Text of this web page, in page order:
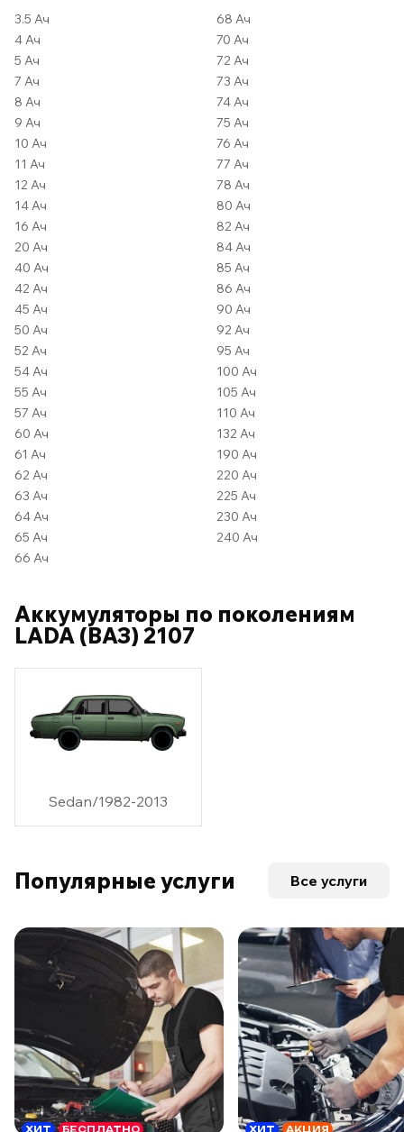
3.5 Ач
4 Ач
5 Ач
7 Ач
8 Ач
9 Ач
10 Ач
11 Ач
12 Ач
14 Ач
16 Ач
20 Ач
40 Ач
42 Ач
45 Ач
50 Ач
52 Ач
54 Ач
55 Ач
57 Ач
60 Ач
61 Ач
62 Ач
63 Ач
64 Ач
65 Ач
66 Ач
68 Ач
70 Ач
72 Ач
73 Ач
74 Ач
75 Ач
76 Ач
77 Ач
78 Ач
80 Ач
82 Ач
84 Ач
85 Ач
86 Ач
90 Ач
92 Ач
95 Ач
100 Ач
105 Ач
110 Ач
132 Ач
190 Ач
220 Ач
225 Ач
230 Ач
240 Ач
Аккумуляторы по поколениям
LADA (ВАЗ) 2107
Sedan/1982-2013
Популярные услуги Все услуги
ХИТ БЕСПЛАТНО ХИТ АКЦИЯ